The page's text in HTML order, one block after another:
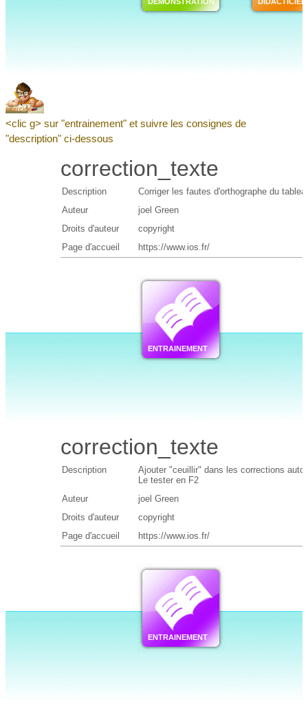
<clic g> sur "entrainement" et suivre les consignes de
"description" ci-dessous